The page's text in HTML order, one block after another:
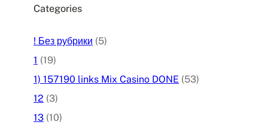
Categories
! Без рубрики (5)
1 (19)
1) 157190 links Mix Casino DONE (53)
12 (3)
13 (10)